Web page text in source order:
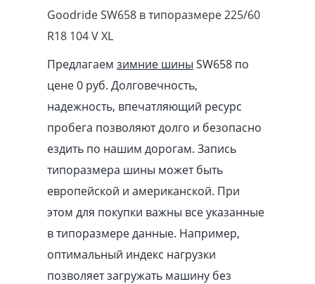
Goodride SW658 в типоразмере 225/60
R18 104 V XL
Предлагаем зимние шины SW658 по
цене 0 руб. Долговечность,
надежность, впечатляющий ресурс
пробега позволяют долго и безопасно
ездить по нашим дорогам. Запись
типоразмера шины может быть
европейской и американской. При
этом для покупки важны все указанные
в типоразмере данные. Например,
оптимальный индекс нагрузки
позволяет загружать машину без